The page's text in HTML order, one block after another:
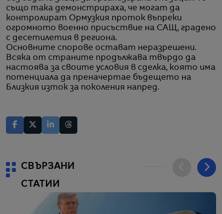
също така демонстрираха, че могат да
контролират Ормузкия проток въпреки
огромното военно присъствие на САЩ, градено
с десетилетия в региона.
Основните спорове остават неразрешени.
Всяка от страните продължава твърдо да
настоява за своите условия в сделка, която има
потенциала да преначертае бъдещето на
Близкия изток за поколения напред.
СВЪРЗАНИ
СТАТИИ